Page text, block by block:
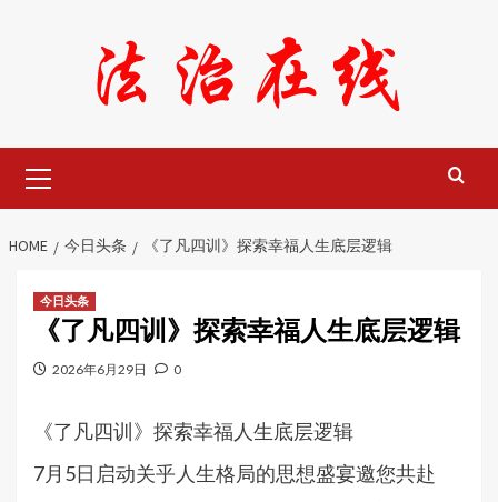
Menu
HOME 今日头条 《了凡四训》探索幸福人生底层逻辑
今日头条
《了凡四训》探索幸福人生底层逻辑
2026年6月29日 0
《了凡四训》探索幸福人生底层逻辑
7月5日启动关乎人生格局的思想盛宴邀您共赴